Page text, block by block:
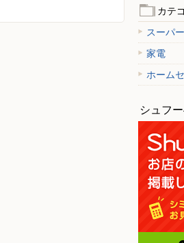
カテ
スーパー
家電
ホーム
シュフ